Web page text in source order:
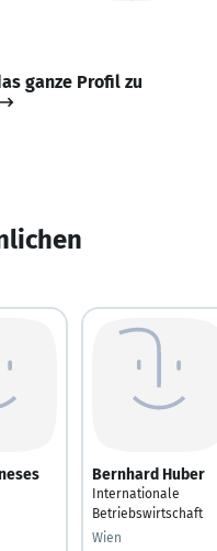
ganze Profil zu
Bernhard Huber
Internationale
Betriebswirtschaft
Wien